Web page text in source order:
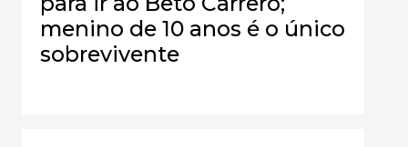
menino de 10 anos é o único
sobrevivente